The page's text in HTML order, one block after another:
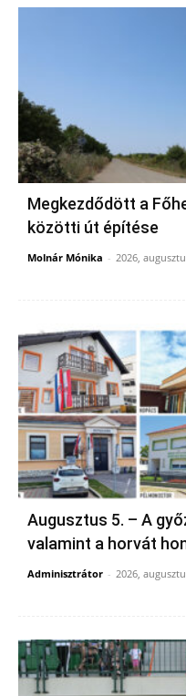
Megkezdődött a
közötti út építése
Molnár Mónika - 2026,
Augusztus 5. – A
valamint a horvát
Adminisztrátor - 2026,